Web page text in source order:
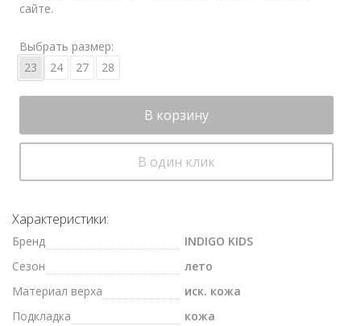
сайте.
Выбрать размер:
23
24 27 28
В корзину
В один клик
Характеристики:
Бренд
INDIGO KIDS
Сезон
лето
Материал верха
иск. кожа
Подкладка
кожа